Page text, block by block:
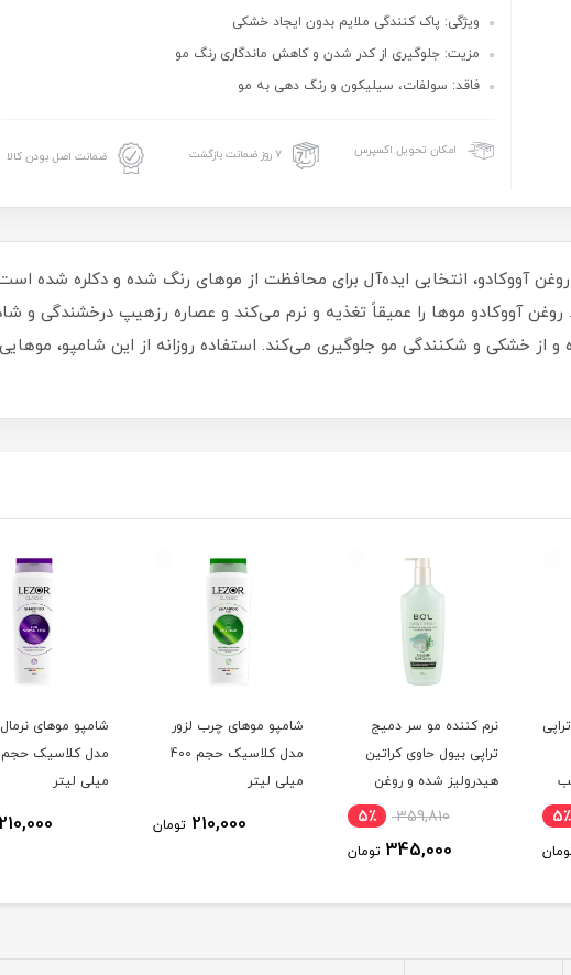
ویژگی: پاک کنندگی ملایم بدون ایجاد خشکی
مزیت: جلوگیری از کدر شدن و کاهش ماندگاری رنگ مو
فاقد: سولفات، سیلیکون و رنگ دهی به مو
امکان تحویل اکسپرس ۷ روز ضمانت بازگشت ضمانت اصل بودن کالا
آووکادو، انتخابی ایده‌آل برای محافظت از موهای رنگ شده و دکلره شده
آووکادو موها را عمیقاً تغذیه و نرم می‌کند و عصاره رزهیپ درخشندگی و
از خشکی و شکنندگی مو جلوگیری می‌کند. استفاده روزانه از این شامپو،
5٪
نرم کننده مو سر دمیج
تراپی بیول حاوی کراتین
هیدرولیز شده و روغن
دانه کینوا مناسب موهای
دیده بدون سولفات حجم
359,810 5٪
345,000 تومان
شامپو موهای چرب لزور
مدل کلاسیک حجم 400
میلی لیتر
210,000 تومان
شامپو موهای نرمال
میلی لیتر
210,000